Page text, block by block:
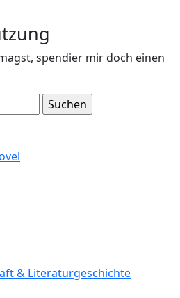
spendier mir doch einen
& Literaturgeschichte